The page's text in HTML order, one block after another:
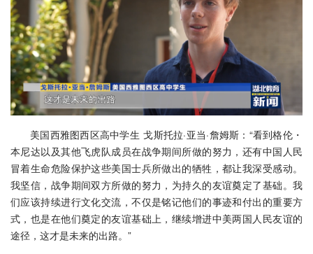
美国西雅图西区高中学生 戈斯托拉·亚当·詹姆斯：“看到格伦・
本尼达以及其他飞虎队成员在战争期间所做的努力，还有中国人民
冒着生命危险保护这些美国士兵所做出的牺牲，都让我深受感动。
我坚信，战争期间双方所做的努力，为持久的友谊奠定了基础。我
们应该持续进行文化交流，不仅是铭记他们的事迹和付出的重要方
式，也是在他们奠定的友谊基础上，继续增进中美两国人民友谊的
途径，这才是未来的出路。”